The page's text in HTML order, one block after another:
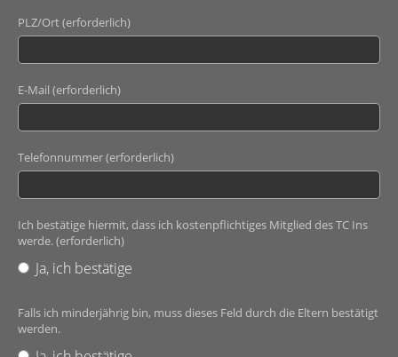
PLZ/Ort (erforderlich)
E-Mail (erforderlich)
Telefonnummer (erforderlich)
Ich bestätige hiermit, dass ich kostenpflichtiges Mitglied des TC Ins
werde. (erforderlich)
Ja, ich bestätige
Falls ich minderjährig bin, muss dieses Feld durch die Eltern bestätigt
werden.